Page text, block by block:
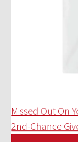
Missed Out On
2nd-Chance